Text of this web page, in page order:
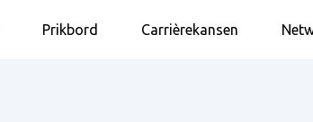
Prikbord Carrièrekansen